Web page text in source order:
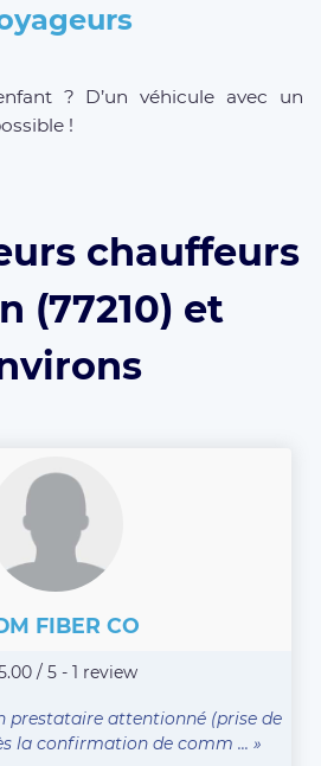
? D’un véhicule avec un
!
chauffeurs
(77210) et
FIBER CO
/ 5 - 1 review
prestataire attentionné (prise de
la confirmation de comm ... »